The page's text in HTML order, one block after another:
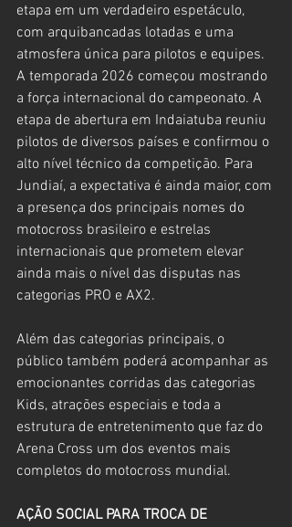
etapa em um verdadeiro espetáculo,
com arquibancadas lotadas e uma
atmosfera única para pilotos e equipes.
A temporada 2026 começou mostrando
a força internacional do campeonato. A
etapa de abertura em Indaiatuba reuniu
pilotos de diversos países e confirmou o
alto nível técnico da competição. Para
Jundiaí, a expectativa é ainda maior, com
a presença dos principais nomes do
motocross brasileiro e estrelas
internacionais que prometem elevar
ainda mais o nível das disputas nas
categorias PRO e AX2.
Além das categorias principais, o
público também poderá acompanhar as
emocionantes corridas das categorias
Kids, atrações especiais e toda a
estrutura de entretenimento que faz do
Arena Cross um dos eventos mais
completos do motocross mundial.
AÇÃO SOCIAL PARA TROCA DE